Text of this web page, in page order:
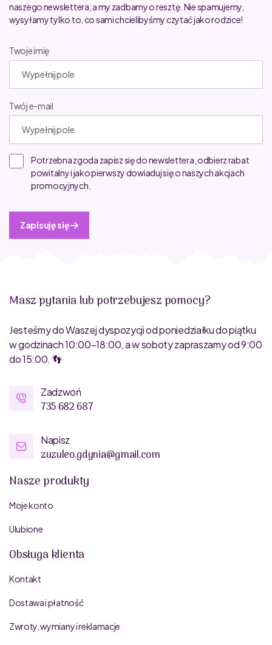
naszego newslettera, a my zadbamy o resztę. Nie spamujemy,
wysyłamy tylko to, co sami chcielibyśmy czytać jako rodzice!
Twoje imię
Twój e-mail
Potrzebna zgoda zapisz się do newslettera, odbierz rabat
powitalny i jako pierwszy dowiaduj się o naszych akcjach
promocyjnych.
Zapisuję się
Masz pytania lub potrzebujesz pomocy?
Jesteśmy do Waszej dyspozycji od poniedziałku do piątku
w godzinach 10:00–18:00, a w soboty zapraszamy od 9:00
do 15:00. 👣
Zadzwoń
735 682 687
Napisz
zuzuleo.gdynia@gmail.com
Nasze produkty
Moje konto
Ulubione
Obsługa klienta
Kontakt
Dostawa i płatność
Zwroty, wymiany i reklamacje